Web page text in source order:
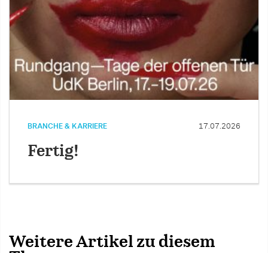
BRANCHE & KARRIERE 17.07.2026
Fertig!
Weitere Artikel zu diesem